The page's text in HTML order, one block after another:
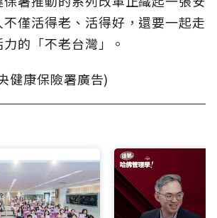
僅活得老、活得好，還要一起走
的「不老台灣」。
健康保險署廣告)